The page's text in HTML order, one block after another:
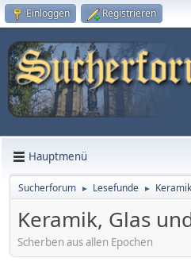
Einloggen Registrieren
Hauptmenü
Sucherforum ► Lesefunde ►
Keramik, Glas
Scherben aus allen Epochen